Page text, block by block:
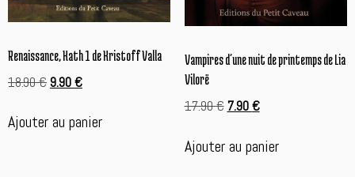
Renaissance, Kath 1 de Kristoff Valla
18.90€Le
initial
était :
9.90€Le
actuel
Ajouter au panier
Vampires d’une nuit de printemps de Lia
Vilorë
17.90€ Le
initial
était :
7.90€Le
actuel
est :
Ajouter au panier